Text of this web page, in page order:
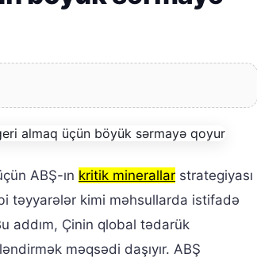
ABŞ-ın kritik minerallar strategiyası
təyyarələr kimi məhsullarda istifadə
addım, Çinin qlobal tədarük
məqsədi daşıyır. ABŞ